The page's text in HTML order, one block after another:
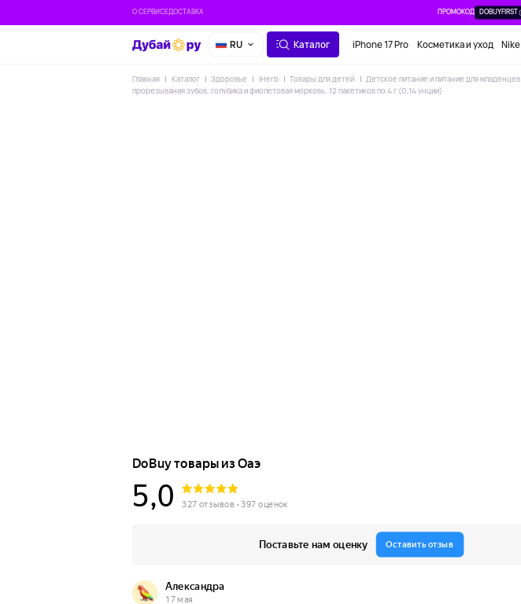
О СЕРВИСЕДОСТАВКА ПРОМОКОД DOBUYFIRST
RU Каталог iPhone 17 Pro Косметика и уход Nike
Главная Каталог Здоровье IHerb Товары для детей Детское питание и питание для младенцев
прорезывания зубов, голубика и фиолетовая морковь, 12 пакетиков по 4 г (0,14 унции)